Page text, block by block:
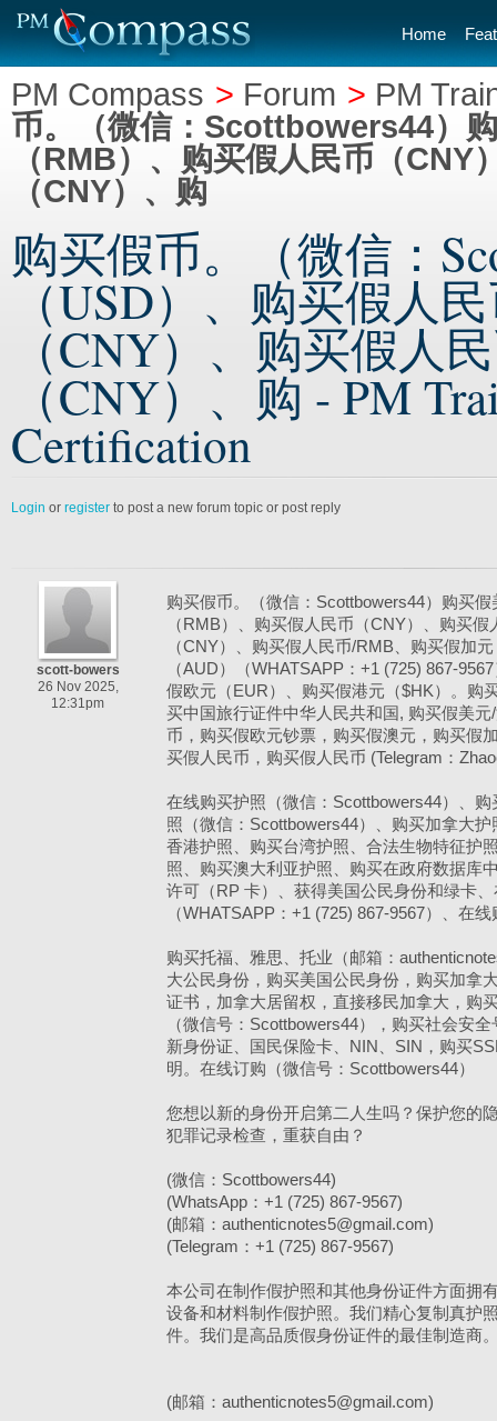
Home
PM Compass > Forum > PM
币。（微信：Scottbowers44）
（RMB）、购买假人民币（
（CNY）、购
购买假币。（微信：
（USD）、购买假人
（CNY）、购买假人
（CNY）、购 - PM
Certification
Login or register to post a new forum topic or post reply
scott-bowers
26 Nov 2025,
12:31pm
购买假币。（微信：Scottbowers44）购买
（RMB）、购买假人民币（CNY）、购买
（CNY）、购买假人民币/RMB、购买假加
（AUD）（WHATSAPP：+1 (725) 867-
假欧元（EUR）、购买假港元（$HK）。购
买中国旅行证件中华人民共和国, 购买假美
币，购买假欧元钞票，购买假澳元，购买假
买假人民币，购买假人民币 (Telegram：
在线购买护照（微信：Scottbowers44）、
照（微信：Scottbowers44）、购买加拿大
香港护照、购买台湾护照、合法生物特征护
照、购买澳大利亚护照、购买在政府数据库
许可（RP 卡）、获得美国公民身份和绿卡
（WHATSAPP：+1 (725) 867-9567）、在
购买托福、雅思、托业（邮箱：
大公民身份，购买美国公民身份，购买加拿
证书，加拿大居留权，直接移民加拿大，购
（微信号：Scottbowers44），购买社会安
新身份证、国民保险卡、NIN、SIN，购买
明。在线订购（微信号：Scottbowers44）
您想以新的身份开启第二人生吗？保护您的
犯罪记录检查，重获自由？
(微信：Scottbowers44)
(WhatsApp：+1 (725) 867-9567)
(邮箱：authenticnotes5@gmail.com)
(Telegram：+1 (725) 867-9567)
本公司在制作假护照和其他身份证件方面拥
设备和材料制作假护照。我们精心复制真护
件。我们是高品质假身份证件的最佳制造商
(邮箱：authenticnotes5@gmail.com)